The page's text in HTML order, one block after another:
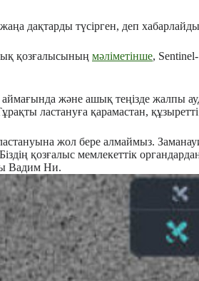
дақтарды түсірген, деп хабарлайды
қозғалысының мәліметінше,
және ашық теңізде жалпы
ластануға қарамастан,
жол бере алмаймыз.
қозғалыс мемлекеттік
Вадим Ни.